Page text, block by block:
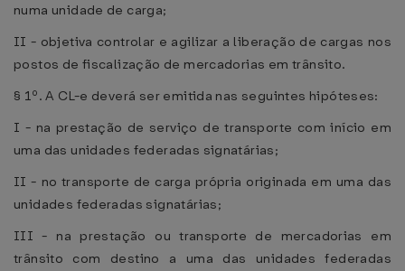
numa unidade de carga;
II - objetiva controlar e agilizar a liberação de cargas nos
postos de fiscalização de mercadorias em trânsito.
§ 1º. A CL-e deverá ser emitida nas seguintes hipóteses:
I - na prestação de serviço de transporte com início em
uma das unidades federadas signatárias;
II - no transporte de carga própria originada em uma das
unidades federadas signatárias;
III - na prestação ou transporte de mercadorias em
trânsito com destino a uma das unidades federadas